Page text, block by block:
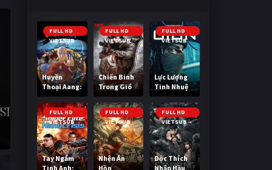
FULL HD
VIETSUB
Huyền
Thoại Aang:
Tiết Khí Sư
Cuối Cùng
FULL HD
VIETSUB
Chiến Binh
Trong Gió
FULL HD
VIETSUB
Lực Lượng
Tinh Nhuệ
FULL HD
VIETSUB
Tay Ngắm
Tinh Anh:
FULL HD
VIETSUB
Nhện Ăn
Hồn
FULL HD
VIETSUB
Độc Thích
Nhập Hầu